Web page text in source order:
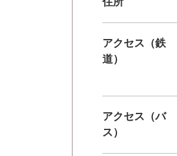
アクセス（鉄
道）
アクセス（バ
ス）